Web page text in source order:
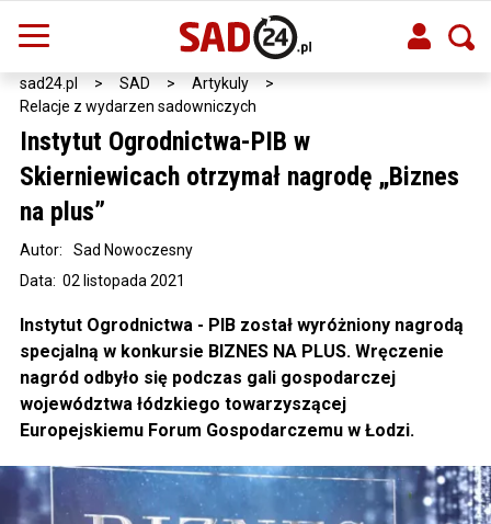
sad24.pl > SAD > Artykuly
>
Relacje z wydarzen sadowniczych
Instytut Ogrodnictwa-PIB w
Skierniewicach otrzymał nagrodę „Biznes
na plus”
Data: 02 listopada 2021
Autor: Sad Nowoczesny
Instytut Ogrodnictwa - PIB został wyróżniony nagrodą
specjalną w konkursie BIZNES NA PLUS. Wręczenie
nagród odbyło się podczas gali gospodarczej
województwa łódzkiego towarzyszącej
Europejskiemu Forum Gospodarczemu w Łodzi.